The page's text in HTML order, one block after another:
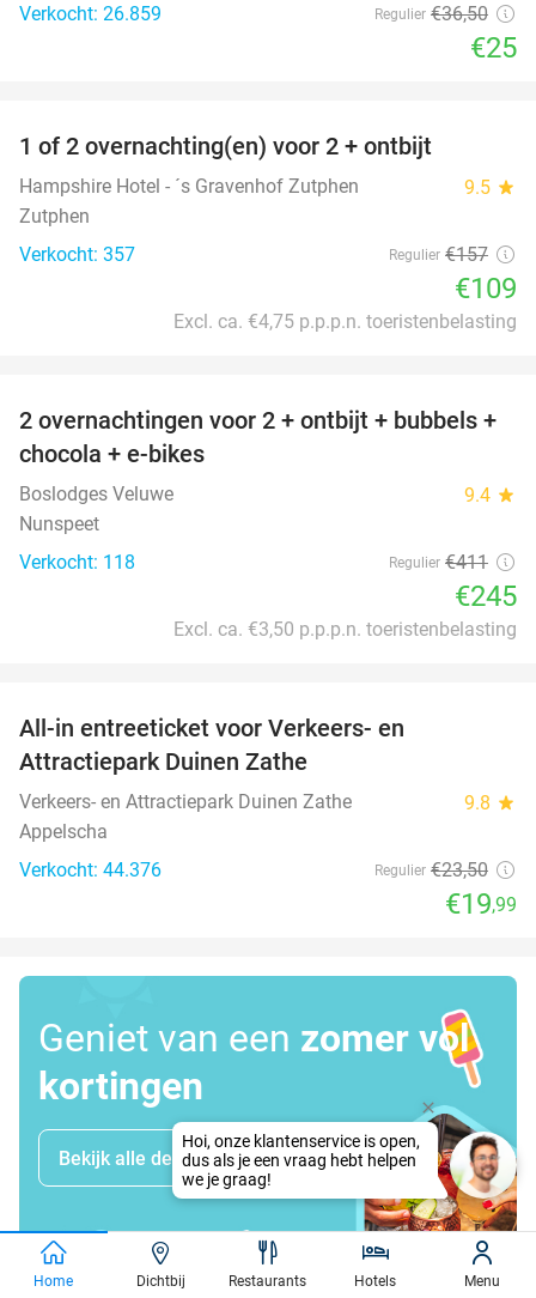
Verkocht: 26.859
Regulier €36,50
€25
1 of 2 overnachting(en) voor 2 + ontbijt
Hampshire Hotel - ´s Gravenhof Zutphen 9.5 star
Zutphen
Verkocht: 357
Regulier €157
€109
Excl. ca. €4,75 p.p.p.n. toeristenbelasting
40%
2 overnachtingen voor 2 + ontbijt + bubbels +
chocola + e-bikes
Boslodges Veluwe 9.4 star
Nunspeet
Verkocht: 118
Regulier €411
€245
Excl. ca. €3,50 p.p.p.n. toeristenbelasting
All-in entreeticket voor Verkeers- en
Attractiepark Duinen Zathe
Verkeers- en Attractiepark Duinen Zathe 9.8 star
Appelscha
Verkocht: 44.376
Regulier €23,50
€19,99
Geniet van een zomer vol
kortingen
Bekijk alle deals
Home Dichtbij Restaurants Hotels Menu